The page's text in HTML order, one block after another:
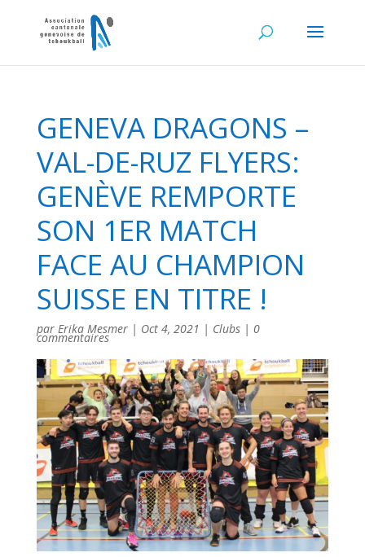
GENEVA DRAGONS –
VAL-DE-RUZ FLYERS:
GENÈVE REMPORTE
SON 1ER MATCH
FACE AU CHAMPION
SUISSE EN TITRE !
par Erika Mesmer| Oct 4, 2021 | Clubs| 0
commentaires